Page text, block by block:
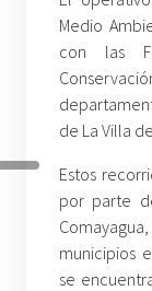
Medio
con las
de La Villa
Estos
por parte
municipios
se